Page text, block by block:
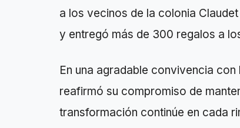
a los vecinos de la colonia
y entregó más de 300 regalos a
En una agradable convivencia
reafirmó su compromiso de
transformación continúe en cada